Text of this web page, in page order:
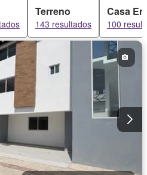
Terreno
143 resultados
Casa
100